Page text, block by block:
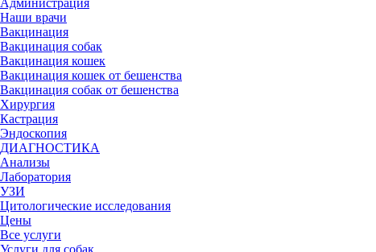
Администрация
Наши врачи
Вакцинация
Вакцинация собак
Вакцинация кошек
Вакцинация кошек от бешенства
Вакцинация собак от бешенства
Хирургия
Кастрация
Эндоскопия
ДИАГНОСТИКА
Анализы
Лаборатория
УЗИ
Цитологические исследования
Цены
Все услуги
Услуги для собак